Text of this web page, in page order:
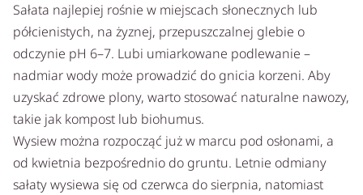
Sałata najlepiej rośnie w miejscach słonecznych lub
półcienistych, na żyznej, przepuszczalnej glebie o
odczynie pH 6–7. Lubi umiarkowane podlewanie –
nadmiar wody może prowadzić do gnicia korzeni. Aby
uzyskać zdrowe plony, warto stosować naturalne nawozy,
takie jak kompost lub biohumus.
Wysiew można rozpocząć już w marcu pod osłonami, a
od kwietnia bezpośrednio do gruntu. Letnie odmiany
sałaty wysiewa się od czerwca do sierpnia, natomiast